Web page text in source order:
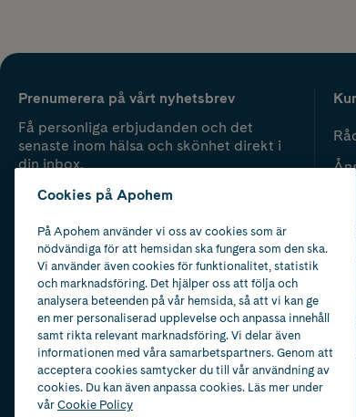
Prenumerera på vårt nyhetsbrev
Få personliga erbjudanden och det
senaste inom hälsa och skönhet direkt i
din inbox.
Cookies på Apohem
På Apohem använder vi oss av cookies som är
nödvändiga för att hemsidan ska fungera som den ska.
Vi använder även cookies för funktionalitet, statistik
och marknadsföring. Det hjälper oss att följa och
analysera beteenden på vår hemsida, så att vi kan ge
en mer personaliserad upplevelse och anpassa innehåll
samt rikta relevant marknadsföring. Vi delar även
informationen med våra samarbetspartners. Genom att
acceptera cookies samtycker du till vår användning av
cookies. Du kan även anpassa cookies. Läs mer under
vårCookie Policy